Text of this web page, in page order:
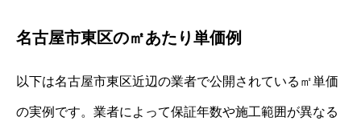
名古屋市東区の㎡あたり単価例
以下は名古屋市東区近辺の業者で公開されている㎡単価
の実例です。業者によって保証年数や施工範囲が異なる